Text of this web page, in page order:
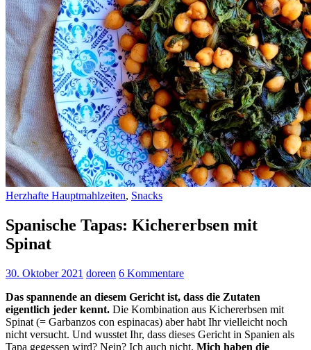
Herzhafte Hauptmahlzeiten, Snacks
Spanische Tapas: Kichererbsen mit
Spinat
30. Oktober 2021 doreen 6 Kommentare
Das spannende an diesem Gericht ist, dass die Zutaten
eigentlich jeder kennt. Die Kombination aus Kichererbsen mit
Spinat (= Garbanzos con espinacas) aber habt Ihr vielleicht noch
nicht versucht. Und wusstet Ihr, dass dieses Gericht in Spanien als
Tapa gegessen wird? Nein? Ich auch nicht. Mich haben die